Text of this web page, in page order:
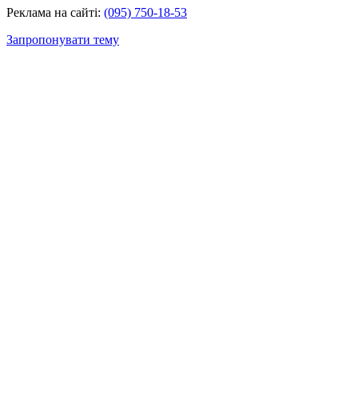
Реклама на сайті: (095) 750-18-53
Запропонувати тему